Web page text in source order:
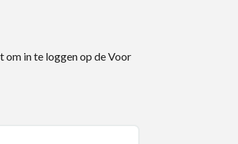
in te loggen op de Voor